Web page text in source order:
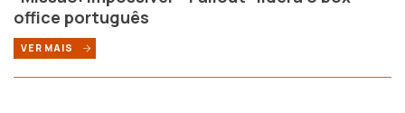
office português
VER MAIS